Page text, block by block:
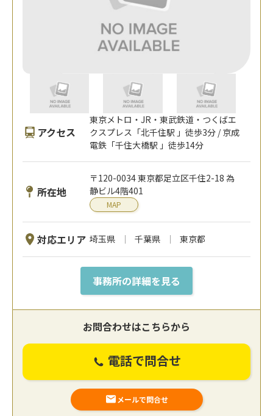
アクセス
東京メトロ・JR・東武鉄道・つくばエ
クスプレス「北千住駅 」徒歩3分 / 京成
電鉄「千住大橋駅 」徒歩14分
所在地
〒120-0034 東京都足立区千住2-18 為
静ビル4階401
MAP
対応エリア 埼玉県 千葉県 東京都
事務所の詳細を見る
お問合わせはこちらから
電話で問合せ
メールで問合せ